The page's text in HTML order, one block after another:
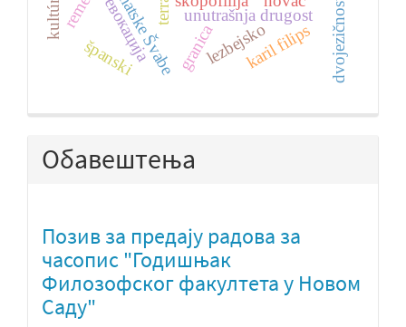
unutrašnja drugost
banatske Švabe lezbejskokaril filips
евокација dvojezičnost
španski granica
Обавештења
Позив за предају радова за
часопис "Годишњак
Филозофског факултета у Новом
Саду"